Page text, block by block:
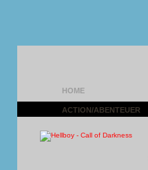
HOME
ACTION/ABENTEUER